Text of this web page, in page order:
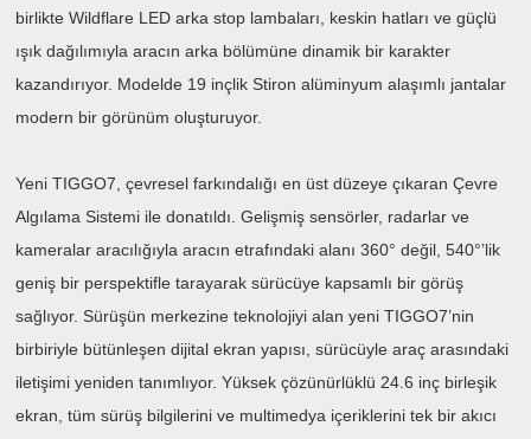
birlikte Wildflare LED arka stop lambaları, keskin hatları ve güçlü
ışık dağılımıyla aracın arka bölümüne dinamik bir karakter
kazandırıyor. Modelde 19 inçlik Stiron alüminyum alaşımlı jantalar
modern bir görünüm oluşturuyor.
Yeni TIGGO7, çevresel farkındalığı en üst düzeye çıkaran Çevre
Algılama Sistemi ile donatıldı. Gelişmiş sensörler, radarlar ve
kameralar aracılığıyla aracın etrafındaki alanı 360° değil, 540°’lik
geniş bir perspektifle tarayarak sürücüye kapsamlı bir görüş
sağlıyor. Sürüşün merkezine teknolojiyi alan yeni TIGGO7’nin
birbiriyle bütünleşen dijital ekran yapısı, sürücüyle araç arasındaki
iletişimi yeniden tanımlıyor. Yüksek çözünürlüklü 24.6 inç birleşik
ekran, tüm sürüş bilgilerini ve multimedya içeriklerini tek bir akıcı